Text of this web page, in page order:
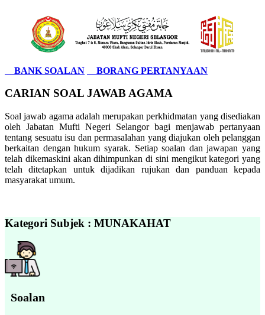
BANK SOALAN BORANG PERTANYAAN
CARIAN SOAL JAWAB AGAMA
Soal jawab agama adalah merupakan perkhidmatan yang disediakan
oleh Jabatan Mufti Negeri Selangor bagi menjawab pertanyaan
tentang sesuatu isu dan permasalahan yang diajukan oleh pelanggan
berkaitan dengan hukum syarak. Setiap soalan dan jawapan yang
telah dikemaskini akan dihimpunkan di sini mengikut kategori yang
telah ditetapkan untuk dijadikan rujukan dan panduan kepada
masyarakat umum.
Kategori Subjek : MUNAKAHAT
Soalan